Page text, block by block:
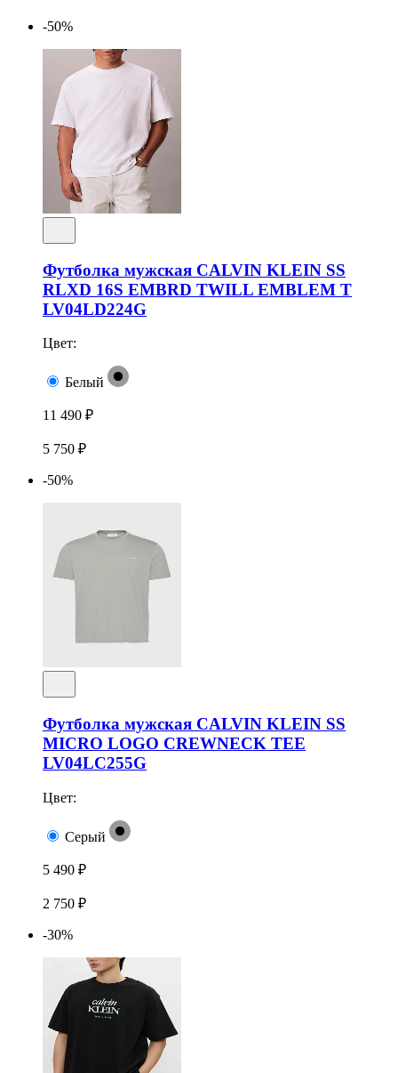
-50%
Футболка мужская CALVIN KLEIN SS
RLXD 16S EMBRD TWILL EMBLEM T
LV04LD224G
Цвет:
Белый
11 490 ₽
5 750 ₽
-50%
Футболка мужская CALVIN KLEIN SS
MICRO LOGO CREWNECK TEE
LV04LC255G
Цвет:
Серый
5 490 ₽
2 750 ₽
-30%